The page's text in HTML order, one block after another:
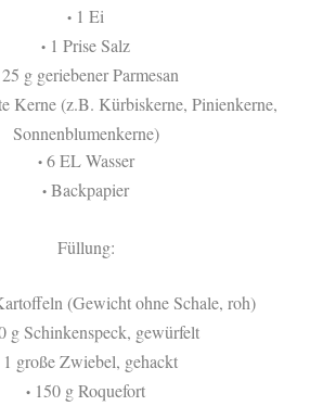
• 1 Ei
• 1 Prise Salz
g geriebener Parmesan
Kerne (z.B. Kürbiskerne, Pinienkerne,
Sonnenblumenkerne)
•6 EL Wasser
• Backpapier
Füllung:
(Gewicht ohne Schale, roh)
g Schinkenspeck, gewürfelt
große Zwiebel, gehackt
• 150 g Roquefort